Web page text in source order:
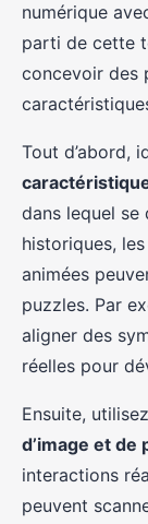
numérique
parti de cette
concevoir des
Tout d’abord,
dans lequel se
historiques,
animées
puzzles. Par
aligner des
réelles pour
Ensuite,
d’image et
interactions
peuvent